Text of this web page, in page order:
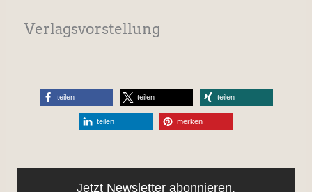
Verlagsvorstellung
teilen teilen teilen
teilen merken
Jetzt Newsletter abonnieren.